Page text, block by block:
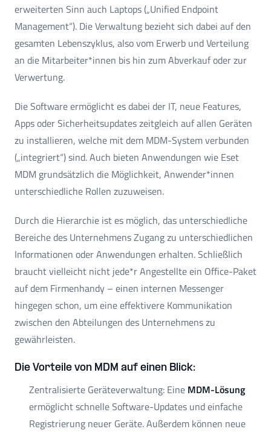
erweiterten Sinn auch Laptops („Unified Endpoint
Management“). Die Verwaltung bezieht sich dabei auf den
gesamten Lebenszyklus, also vom Erwerb und Verteilung
an die Mitarbeiter*innen bis hin zum Abverkauf oder zur
Verwertung.
Die Software ermöglicht es dabei der IT, neue Features,
Apps oder Sicherheitsupdates zeitgleich auf allen Geräten
zu installieren, welche mit dem MDM-System verbunden
(„integriert“) sind. Auch bieten Anwendungen wie Eset
MDM grundsätzlich die Möglichkeit, Anwender*innen
unterschiedliche Rollen zuzuweisen.
Durch die Hierarchie ist es möglich, das unterschiedliche
Bereiche des Unternehmens Zugang zu unterschiedlichen
Informationen oder Anwendungen erhalten. Schließlich
braucht vielleicht nicht jede*r Angestellte ein Office-Paket
auf dem Firmenhandy – einen internen Messenger
hingegen schon, um eine effektivere Kommunikation
zwischen den Abteilungen des Unternehmens zu
gewährleisten.
Die Vorteile von MDM auf einen Blick:
Zentralisierte Geräteverwaltung: Eine MDM-Lösung
ermöglicht schnelle Software-Updates und einfache
Registrierung neuer Geräte. Außerdem können neue